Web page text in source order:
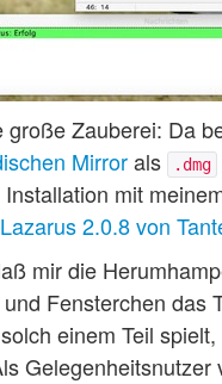
Zauberei: Da
Mirrorals .dmg
mit
Lazarus 2.0.8 von
mir die
Fensterchen
einem Teil